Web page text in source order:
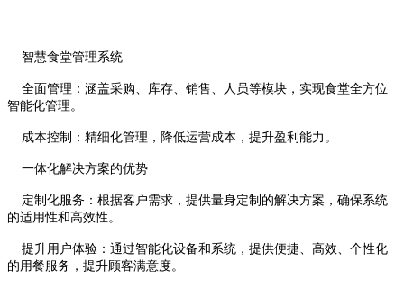
智慧食堂管理系统
全面管理：涵盖采购、库存、销售、人员等模块，实现食堂全方位
智能化管理。
成本控制：精细化管理，降低运营成本，提升盈利能力。
一体化解决方案的优势
定制化服务：根据客户需求，提供量身定制的解决方案，确保系统
的适用性和高效性。
提升用户体验：通过智能化设备和系统，提供便捷、高效、个性化
的用餐服务，提升顾客满意度。